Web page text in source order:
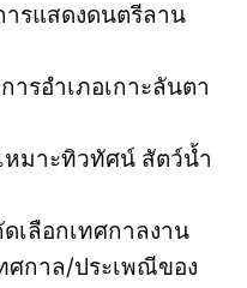
ารแสดงดนตรีลาน
รอำเภอเกาะลันตา
หมาะทิวทัศน์ สัตว์น้ำ
เลือกเทศกาลงาน
ศกาล/ประเพณีของ